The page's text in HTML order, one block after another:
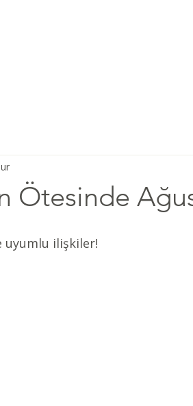
Ötesinde
uyumlu ilişkiler!